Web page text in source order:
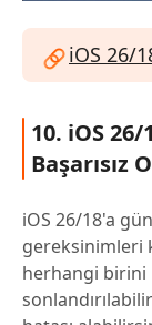
iOS 26/
10. iOS 26/
Başarısız
iOS 26/18'a
gereksinimleri
herhangi birini